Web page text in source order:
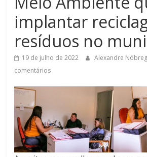
implantar
resíduos no
19 de julho de 2022 Alexandre
comentários